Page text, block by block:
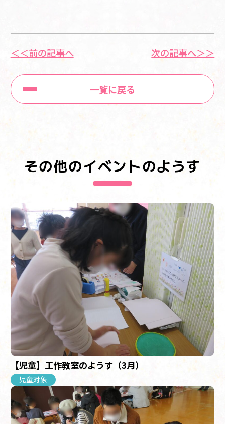
＜＜前の記事へ
一覧に戻る
次の記事へ＞＞
その他のイベントのようす
【児童】工作教室のようす（3月）
児童対象